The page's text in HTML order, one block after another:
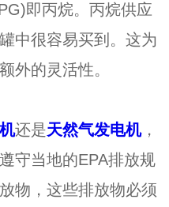
即丙烷。丙烷供应
中很容易买到。这为
外的灵活性。
还是天然气发电机，
守当地的EPA排放规
物，这些排放物必须